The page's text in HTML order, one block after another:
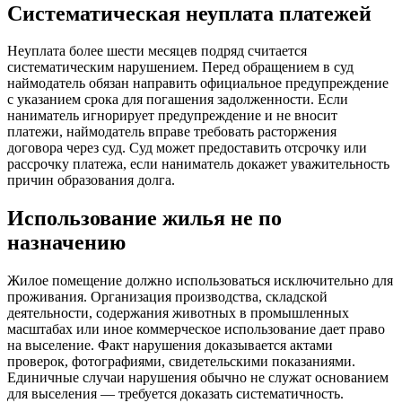
Систематическая неуплата платежей
Неуплата более шести месяцев подряд считается
систематическим нарушением. Перед обращением в суд
наймодатель обязан направить официальное предупреждение
с указанием срока для погашения задолженности. Если
наниматель игнорирует предупреждение и не вносит
платежи, наймодатель вправе требовать расторжения
договора через суд. Суд может предоставить отсрочку или
рассрочку платежа, если наниматель докажет уважительность
причин образования долга.
Использование жилья не по
назначению
Жилое помещение должно использоваться исключительно для
проживания. Организация производства, складской
деятельности, содержания животных в промышленных
масштабах или иное коммерческое использование дает право
на выселение. Факт нарушения доказывается актами
проверок, фотографиями, свидетельскими показаниями.
Единичные случаи нарушения обычно не служат основанием
для выселения — требуется доказать систематичность.